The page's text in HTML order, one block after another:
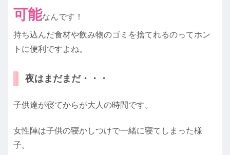
可能なんです！
持ち込んだ食材や飲み物のゴミを捨てれるのってホン
トに便利ですよね。
夜はまだまだ・・・
子供達が寝てからが大人の時間です。
女性陣は子供の寝かしつけで一緒に寝てしまった様
子。